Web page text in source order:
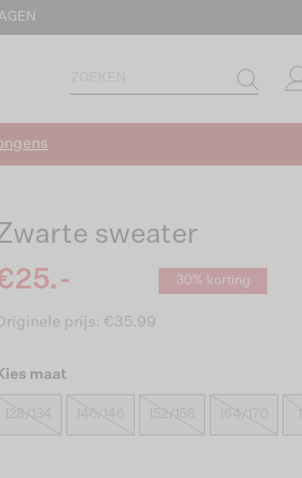
sweater
30% korting
prijs: €35.99
maat
128/134